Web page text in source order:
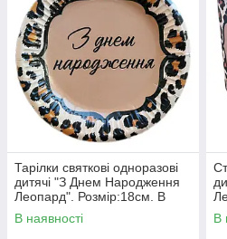
Тарілки святкові одноразові
дитячі "З Днем Народження
Леопард". Розмір:18см. В
упак: 10шт.
В наявності В